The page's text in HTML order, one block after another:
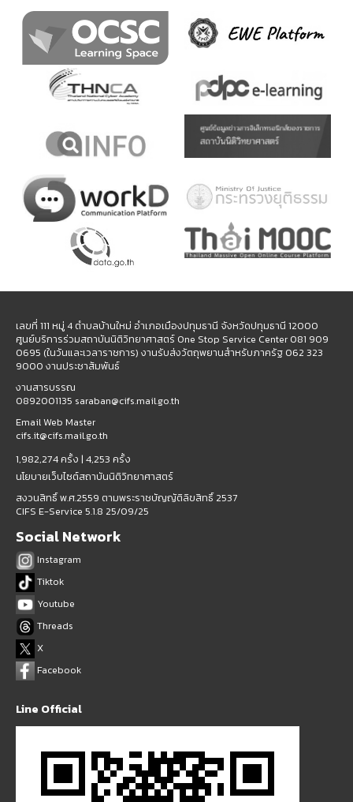
เลขที่ 111 หมู่ 4 ตำบลบ้านใหม่ อำเภอเมืองปทุมธานี จังหวัดปทุมธานี 12000
ศูนย์บริการร่วมสถาบันนิติวิทยาศาสตร์ One Stop Service Center 081 909
0695 (ในวันและเวลาราชการ) งานรับส่งวัตถุพยานสำหรับภาครัฐ 062 323
9000 งานประชาสัมพันธ์
งานสารบรรณ
0892001135 saraban@cifs.mail.go.th
Email Web Master
cifs.it@cifs.mail.go.th
1,982,274 ครั้ง | 4,253 ครั้ง
นโยบายเว็บไซต์สถาบันนิติวิทยาศาสตร์
สงวนสิทธิ์ พ.ศ.2559 ตามพระราชบัญญัติลิขสิทธิ์ 2537
CIFS E-Service 5.1.8 25/09/25
Social Network
Instagram
Tiktok
Youtube
Threads
X
Facebook
Line Official